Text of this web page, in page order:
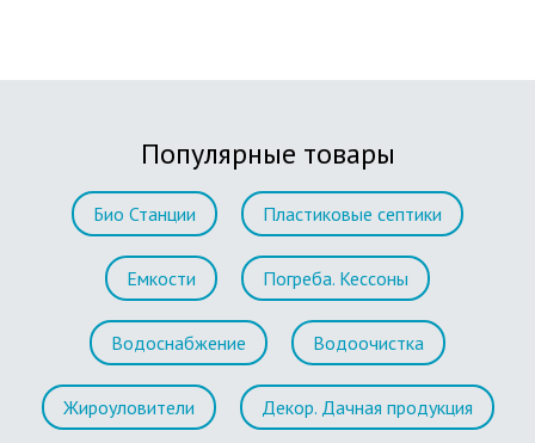
Популярные товары
Био Станции Пластиковые септики
Емкости Погреба. Кессоны
Водоснабжение Водоочистка
Жироуловители Декор. Дачная продукция